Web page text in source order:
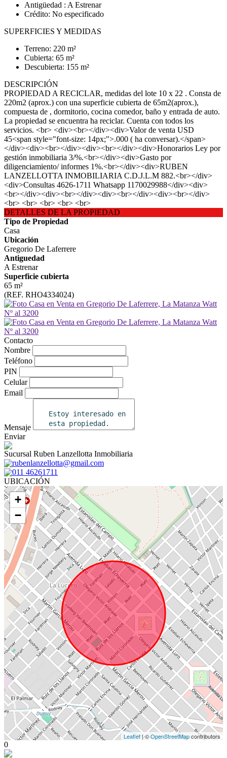
Antigüedad : A Estrenar
Crédito: No especificado
SUPERFICIES Y MEDIDAS
Terreno: 220 m²
Cubierta: 65 m²
Descubierta: 155 m²
DESCRIPCIÓN
PROPIEDAD A RECICLAR, medidas del lote 10 x 22 . Consta de
220m2 (aprox.) con una superficie cubierta de 65m2(aprox.),
compuesta de , dormitorio, cocina comedor, baño y entrada de auto.
La propiedad se encuentra ha reciclar. Cuenta con todos los
servicios. <br> <div><br></div><div>Valor de venta USD
45<span style="font-size: 14px;">.000 ( ha conversar).</span>
</div><div><br></div><div><br></div><div>Honorarios Ley por
gestión inmobiliaria 3/%.<br></div><div>Gasto por
diligenciamiento/ informes 1%.<br></div><div>RUBEN
LANZELLOTTA INMOBILIARIA C.D.J.L.M 882.<br></div>
<div>Consultas 4626-1711 Whatsapp 1170029988</div><div>
<br></div><div><br></div><div><br></div><div><br></div>
<br> <br> <br> <br> <br>
DETALLES DE LA PROPIEDAD
Tipo de Propiedad
Casa
Ubicación
Gregorio De Laferrere
Antiguedad
A Estrenar
Superficie cubierta
65 m²
(REF. RHO4334024)
Contacto
Nombre
Teléfono
PIN
Celular
Email
Mensaje
Enviar
Sucursal Ruben Lanzellotta Inmobiliaria
rubenlanzellotta@gmail.com
011 46261711
UBICACIÓN
+
−
Leaflet| ©OpenStreetMapcontributors
0